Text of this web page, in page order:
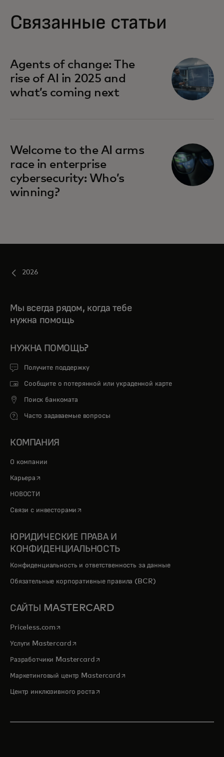
Связанные статьи
Agents of change: The
rise of AI in 2025 and
what’s coming next
Welcome to the AI arms
race in enterprise
cybersecurity: Who’s
winning?
2026
Мы всегда рядом, когда тебе
нужна помощь
НУЖНА ПОМОЩЬ?
Получите поддержку
Сообщите о потерянной или украденной карте
Поиск банкомата
Часто задаваемые вопросы
КОМПАНИЯ
О компании
Карьера opens in a new tab
НОВОСТИ
Связи с инвесторами opens in a new tab
ЮРИДИЧЕСКИЕ ПРАВА И
КОНФИДЕНЦИАЛЬНОСТЬ
Конфиденциальность и ответственность за данные
Обязательные корпоративные правила (BCR)
САЙТЫ MASTERCARD
Priceless.com opens in a new tab
Услуги Mastercardopens in a new tab
Разработчики Mastercardopens in a new tab
Маркетинговый центр Mastercardopens in a new tab
Центр инклюзивного ростаopens in a new tab